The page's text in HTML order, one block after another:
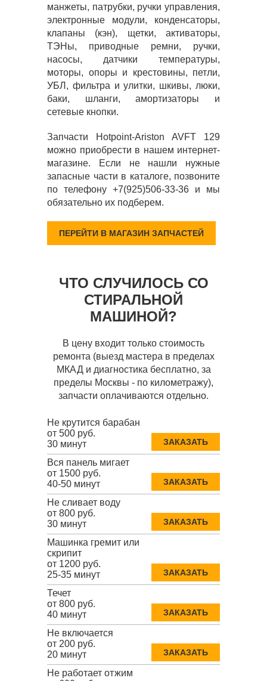
манжеты, патрубки, ручки управления,
электронные модули, конденсаторы,
клапаны (кэн), щетки, активаторы,
ТЭНы, приводные ремни, ручки,
насосы, датчики температуры,
моторы, опоры и крестовины, петли,
УБЛ, фильтра и улитки, шкивы, люки,
баки, шланги, амортизаторы и
сетевые кнопки.
Запчасти Hotpoint-Ariston AVFT 129
можно приобрести в нашем интернет-
магазине. Если не нашли нужные
запасные части в каталоге, позвоните
по телефону +7(925)506-33-36 и мы
обязательно их подберем.
ПЕРЕЙТИ В МАГАЗИН ЗАПЧАСТЕЙ
ЧТО СЛУЧИЛОСЬ СО
СТИРАЛЬНОЙ
МАШИНОЙ?
В цену входит только стоимость
ремонта (выезд мастера в пределах
МКАД и диагностика бесплатно, за
пределы Москвы - по километражу),
запчасти оплачиваются отдельно.
Не крутится барабан
от 500 руб.
30 минут
ЗАКАЗАТЬ
Вся панель мигает
от 1500 руб.
40-50 минут
ЗАКАЗАТЬ
Не сливает воду
от 800 руб.
30 минут
ЗАКАЗАТЬ
Машинка гремит или
скрипит
от 1200 руб.
25-35 минут
ЗАКАЗАТЬ
Течет
от 800 руб.
40 минут
ЗАКАЗАТЬ
Не включается
от 200 руб.
20 минут
ЗАКАЗАТЬ
Не работает отжим